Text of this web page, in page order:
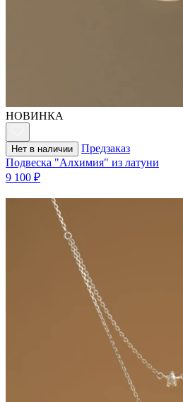
НОВИНКА
Нет в наличии
Предзаказ
Подвеска "Алхимия" из латуни
9 100 ₽